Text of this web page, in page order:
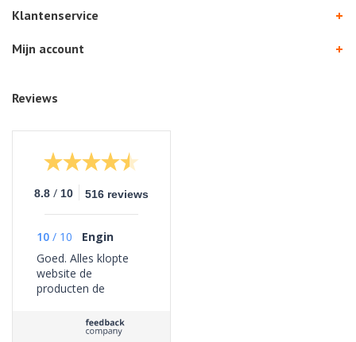
Klantenservice
Mijn account
Reviews
8.8 / 10 516 reviews
10 / 10
Engin
Goed. Alles klopte
website de
producten de
problemen ervaren.